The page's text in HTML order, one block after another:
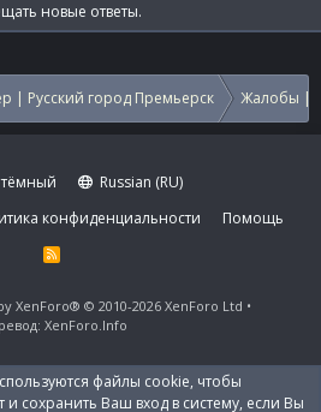
новые ответы.
| Русский город Премьерск Жалобы |
Russian (RU)
конфиденциальности Помощь
R
S
XenForo® © 2010-2026 XenForo Ltd
XenForo.Info